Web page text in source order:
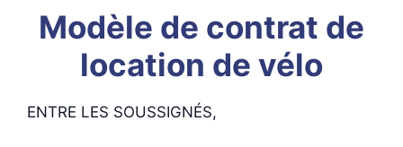
Modèle de contrat de
location de vélo
ENTRE LES SOUSSIGNÉS,